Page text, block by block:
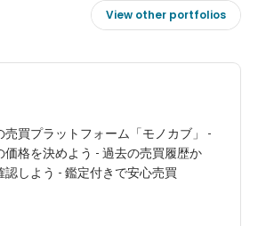
View other portfolios
売買プラットフォーム「モノカブ」 -
価格を決めよう - 過去の売買履歴か
認しよう - 鑑定付きで安心売買